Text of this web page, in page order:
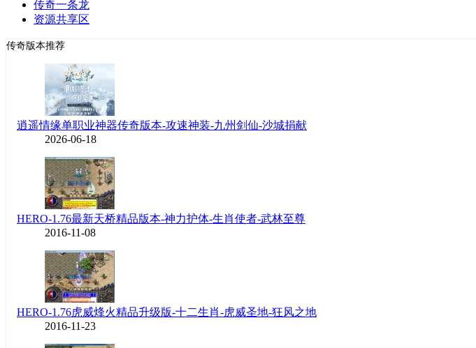
传奇一条龙
资源共享区
传奇版本推荐
逍遥情缘单职业神器传奇版本-攻速神装-九州剑仙-沙城捐献
2026-06-18
HERO-1.76最新天桥精品版本-神力护体-生肖使者-武林至尊
2016-11-08
HERO-1.76虎威烽火精品升级版-十二生肖-虎威圣地-狂风之地
2016-11-23